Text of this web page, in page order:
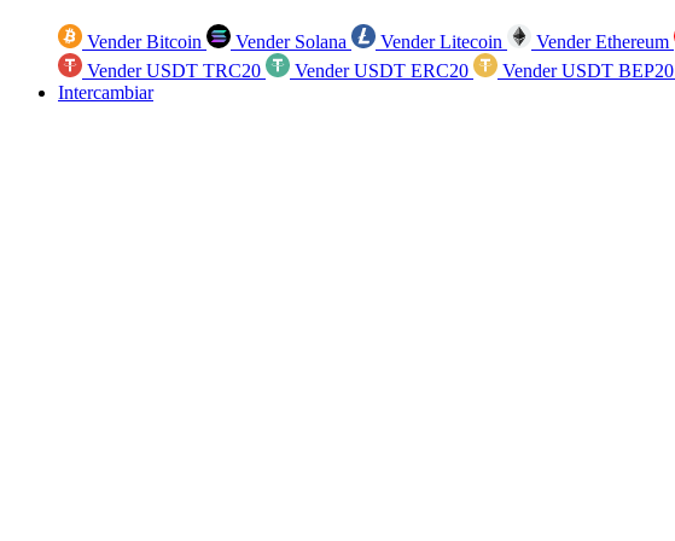
Vender Bitcoin Vender Solana Vender Litecoin Vender Ethereum
Vender USDT TRC20
Vender USDT ERC20 Vender USDT BEP20
Intercambiar